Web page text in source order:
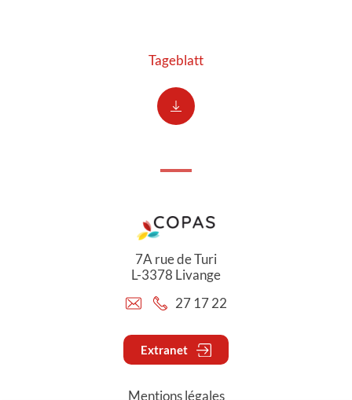
Tageblatt
7A rue de Turi
L-3378 Livange
27 17 22
Extranet
Mentions légales